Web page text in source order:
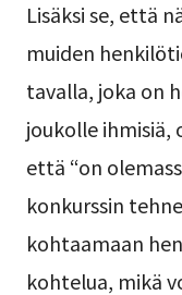
Lisäksi se, että
muiden
tavalla, joka on
joukolle ihmisiä,
että “on
konkurssin
kohtaamaan
kohtelua, mikä